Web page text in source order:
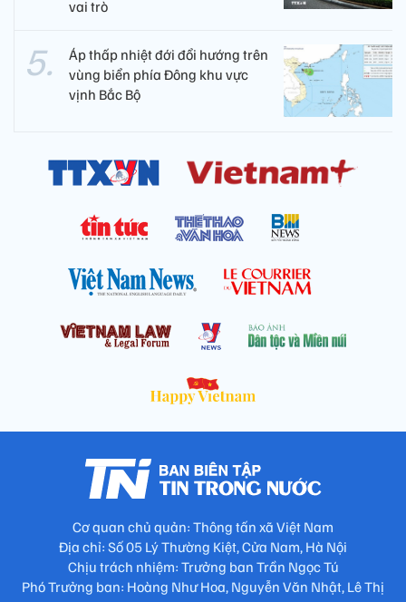
vai trò
Áp thấp nhiệt đới đổi hướng trên
vùng biển phía Đông khu vực
vịnh Bắc Bộ
Cơ quan chủ quản: Thông tấn xã Việt Nam
Địa chỉ: Số 05 Lý Thường Kiệt, Cửa Nam, Hà Nội
Chịu trách nhiệm: Trưởng ban Trần Ngọc Tú
Phó Trưởng ban: Hoàng Như Hoa, Nguyễn Văn Nhật, Lê Thị